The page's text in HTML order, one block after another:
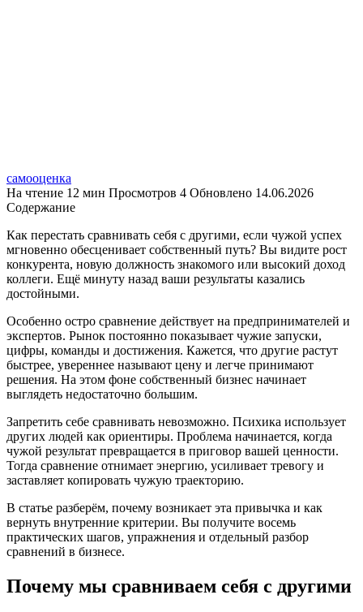
самооценка
На чтение 12 мин Просмотров 4 Обновлено 14.06.2026
Содержание
Как перестать сравнивать себя с другими, если чужой успех
мгновенно обесценивает собственный путь? Вы видите рост
конкурента, новую должность знакомого или высокий доход
коллеги. Ещё минуту назад ваши результаты казались
достойными.
Особенно остро сравнение действует на предпринимателей и
экспертов. Рынок постоянно показывает чужие запуски,
цифры, команды и достижения. Кажется, что другие растут
быстрее, увереннее называют цену и легче принимают
решения. На этом фоне собственный бизнес начинает
выглядеть недостаточно большим.
Запретить себе сравнивать невозможно. Психика использует
других людей как ориентиры. Проблема начинается, когда
чужой результат превращается в приговор вашей ценности.
Тогда сравнение отнимает энергию, усиливает тревогу и
заставляет копировать чужую траекторию.
В статье разберём, почему возникает эта привычка и как
вернуть внутренние критерии. Вы получите восемь
практических шагов, упражнения и отдельный разбор
сравнений в бизнесе.
Почему мы сравниваем себя с другими